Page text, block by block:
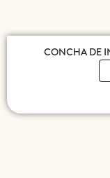
CONCHA DE